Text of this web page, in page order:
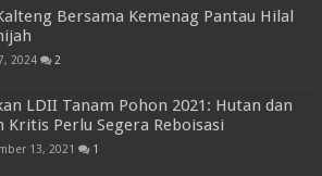
Bersama Kemenag Pantau Hilal
2024 2
LDII Tanam Pohon 2021: Hutan dan
Kritis Perlu Segera Reboisasi
13, 2021 1